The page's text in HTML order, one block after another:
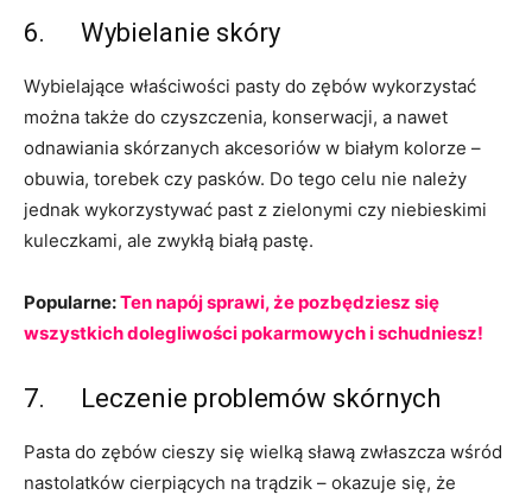
6. Wybielanie skóry
Wybielające właściwości pasty do zębów wykorzystać
można także do czyszczenia, konserwacji, a nawet
odnawiania skórzanych akcesoriów w białym kolorze –
obuwia, torebek czy pasków. Do tego celu nie należy
jednak wykorzystywać past z zielonymi czy niebieskimi
kuleczkami, ale zwykłą białą pastę.
Popularne:Ten napój sprawi, że pozbędziesz się
wszystkich dolegliwości pokarmowych i schudniesz!
7. Leczenie problemów skórnych
Pasta do zębów cieszy się wielką sławą zwłaszcza wśród
nastolatków cierpiących na trądzik – okazuje się, że